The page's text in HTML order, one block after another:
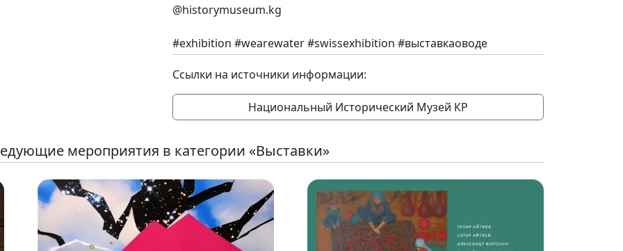
@historymuseum.kg
#exhibition #wearewater #swissexhibition #выставкаоводе
Ссылки на источники информации:
Национальный Исторический Музей КР
мероприятия в категории «Выставки»